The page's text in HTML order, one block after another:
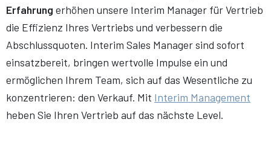
Erfahrung erhöhen unsere Interim Manager für Vertrieb
die Effizienz Ihres Vertriebs und verbessern die
Abschlussquoten. Interim Sales Manager sind sofort
einsatzbereit, bringen wertvolle Impulse ein und
ermöglichen Ihrem Team, sich auf das Wesentliche zu
konzentrieren: den Verkauf. Mit Interim Management
heben Sie Ihren Vertrieb auf das nächste Level.